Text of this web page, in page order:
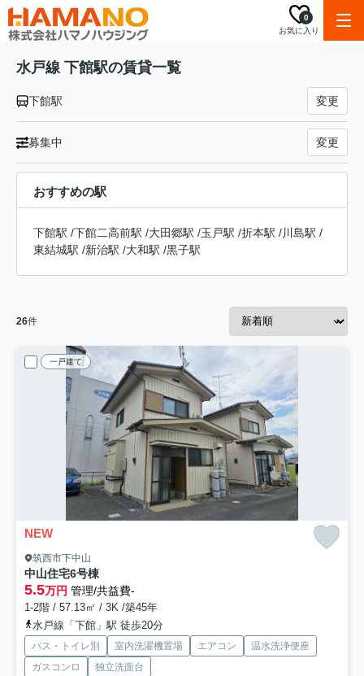
お気に入り
0
水戸線 下館駅の賃貸一覧
下館駅 変更
募集中 変更
おすすめの駅
下館駅 /下館二高前駅 /大田郷駅 /玉戸駅 /折本駅 /川島駅 /
東結城駅 /新治駅 /大和駅 /黒子駅
26件
一戸建て
NEW
筑西市下中山
中山住宅6号棟
5.5万円 管理/共益費-
1-2階 / 57.13㎡ / 3K /築45年
水戸線「下館」駅 徒歩20分
バス・トイレ別 室内洗濯機置場 エアコン
温水洗浄便座
ガスコンロ
独立洗面台